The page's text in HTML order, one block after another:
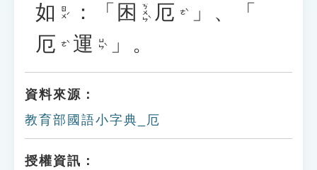
如 ㄖㄨˊ ：「 困 ㄎㄨㄣˋ 厄 ㄜˋ
」、「
厄
ㄜˋ 運 ㄩㄣˋ 」。
資料來源：
教育部國語小字典_厄
授權資訊：